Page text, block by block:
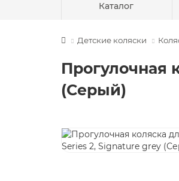
Каталог
Детские коляски
Прогулочная
(Серый)